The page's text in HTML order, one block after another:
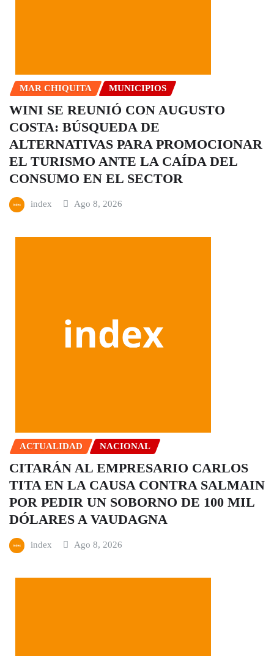
MAR CHIQUITA MUNICIPIOS
WINI SE REUNIÓ CON AUGUSTO
COSTA: BÚSQUEDA DE
ALTERNATIVAS PARA PROMOCIONAR
EL TURISMO ANTE LA CAÍDA DEL
CONSUMO EN EL SECTOR
index Ago 8, 2026
ACTUALIDAD NACIONAL
CITARÁN AL EMPRESARIO CARLOS
TITA EN LA CAUSA CONTRA SALMAIN
POR PEDIR UN SOBORNO DE 100 MIL
DÓLARES A VAUDAGNA
index Ago 8, 2026